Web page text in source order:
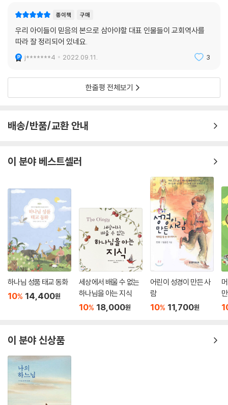
아듣지 못했다. 그러나 그 기도는 무한하고 놀라운 힘을 가진 기도였다. 우
리들의 머리 위에 오순절 성령의 신비한 불같은 것이 느껴졌다.”
---「조선의 마게도냐인 이수정」중에서
아들의 순교도 귀한데 가장 아름다운 두아들을 바치니 감사합니다. 원수를
회개시켜 내아들로 삼고자하는 사랑의 마음을 주시니 감사합니다.” 여순
그를 용서하고 자신의 양아들로 삼았어요.
종이책 구매
우리 아이들이 믿음의 본으로 삼아야할 대표 인물들이 교회역사를
따라 잘 정리되어 있네요.
j*******4 2022.09.11. 3
한줄평 전체보기
배송/반품/교환 안내
이 분야 베스트셀러
하나님 성품 태교 동화
10% 14,400원
세상에서 배울 수 없는
하나님을 아는 지식
10% 18,000원
어린이 성경이 만든 사
람
10% 11,700원
이 분야 신상품